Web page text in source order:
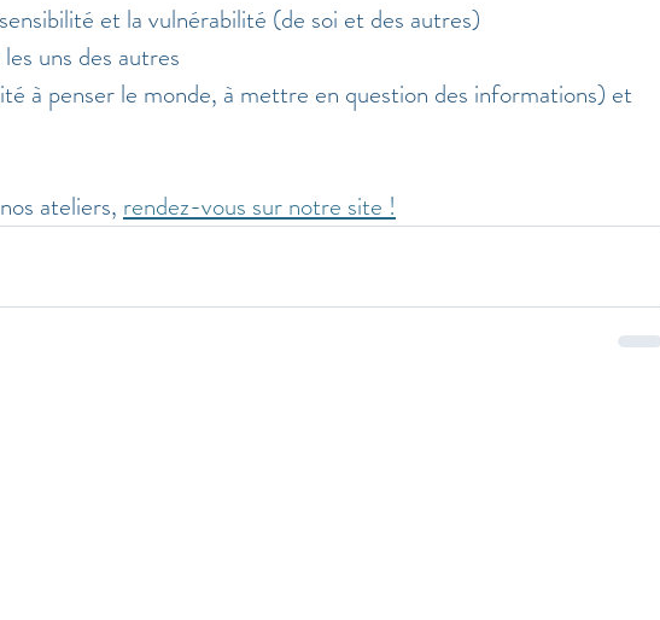
et la vulnérabilité (de soi et des autres)
uns des autres
à penser le monde, à mettre en question des informations) et
ateliers, rendez-vous sur notre site !